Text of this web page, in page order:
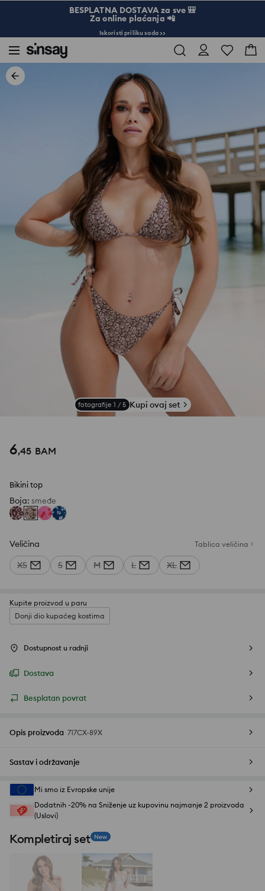
BESPLATNA DOSTAVA za sve 🎒
Za online plaćanja 📲
Iskoristi priliku sada >>
fotografije 1 / 5 Kupi ovaj set
6,45 BAM
Bikini top
Boja: smeđe
Veličina Tablica veličina
XS S M L XL
Kupite proizvod u paru
Donji dio kupaćeg kostima
Dostupnost u radnji
Dostava
Besplatan povrat
Opis proizvoda 717CX-89X
Sastav i održavanje
Mi smo iz Evropske unije
Dodatnih -20% na Sniženje uz kupovinu najmanje 2 proizvoda
(Uslovi)
Kompletiraj set New